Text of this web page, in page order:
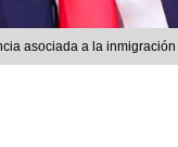
asociada a la